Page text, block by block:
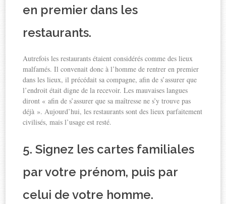
en premier dans les
restaurants.
Autrefois les restaurants étaient considérés comme des lieux
malfamés. Il convenait donc à l’homme de rentrer en premier
dans les lieux, il précédait sa compagne, afin de s’assurer que
l’endroit était digne de la recevoir. Les mauvaises langues
diront « afin de s’assurer que sa maîtresse ne s’y trouve pas
déjà ». Aujourd’hui, les restaurants sont des lieux parfaitement
civilisés, mais l’usage est resté.
5. Signez les cartes familiales
par votre prénom, puis par
celui de votre homme.